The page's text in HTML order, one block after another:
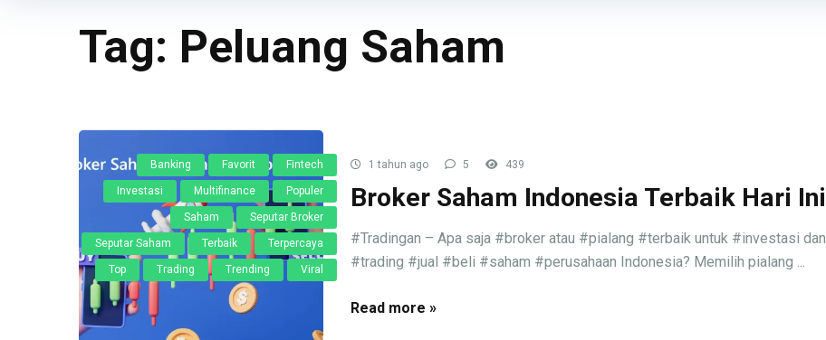
Tag: Peluang Saham
Banking Favorit Fintech
Investasi Multifinance Populer
Saham Seputar Broker
Seputar Saham Terbaik Terpercaya
Top Trading Trending Viral
1 tahun ago 5 439
Broker Saham Indonesia Terbaik Hari Ini
#Tradingan – Apa saja #broker atau #pialang #terbaik untuk #investasi dan
#trading #jual #beli #saham #perusahaan Indonesia? Memilih pialang ...
Read more »